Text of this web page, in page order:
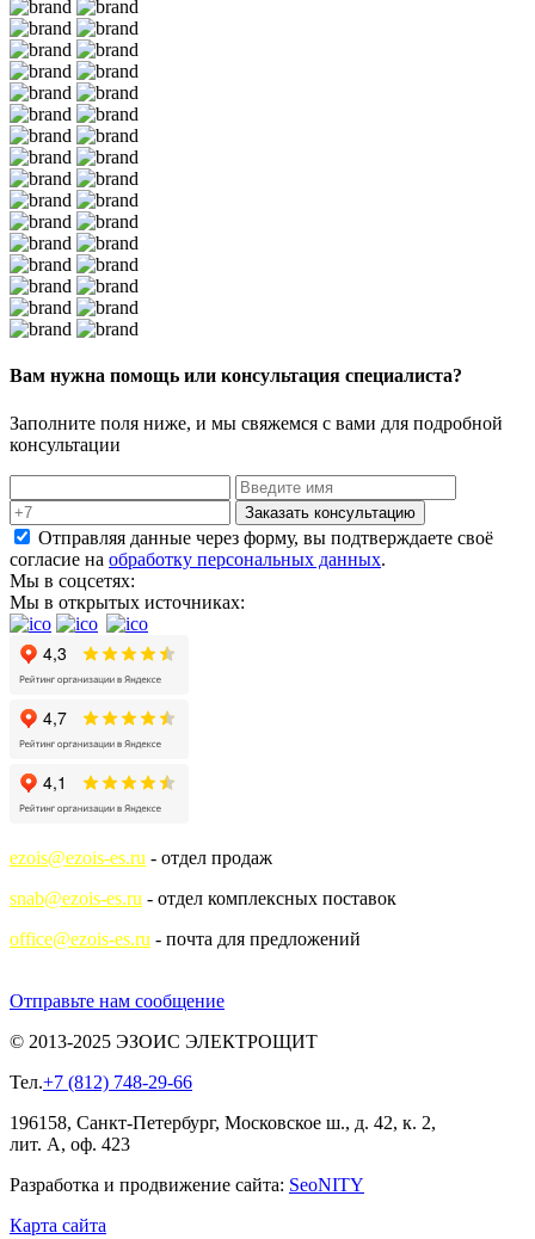
Вам нужна помощь или консультация специалиста?
Заполните поля ниже, и мы свяжемся с вами для подробной
консультации
Заказать консультацию
Отправляя данные через форму, вы подтверждаете своё
согласие на обработку персональных данных.
Мы в соцсетях:
Мы в открытых источниках:
ezois@ezois-es.ru - отдел продаж
snab@ezois-es.ru - отдел комплексных поставок
office@ezois-es.ru - почта для предложений
Отправьте нам сообщение
© 2013-2025 ЭЗОИС ЭЛЕКТРОЩИТ
Тел.+7 (812) 748-29-66
196158, Санкт-Петербург, Московское ш., д. 42, к. 2,
лит. А, оф. 423
Разработка и продвижение сайта: SeoNITY
Карта сайта